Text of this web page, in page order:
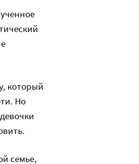
который
Но
семье,